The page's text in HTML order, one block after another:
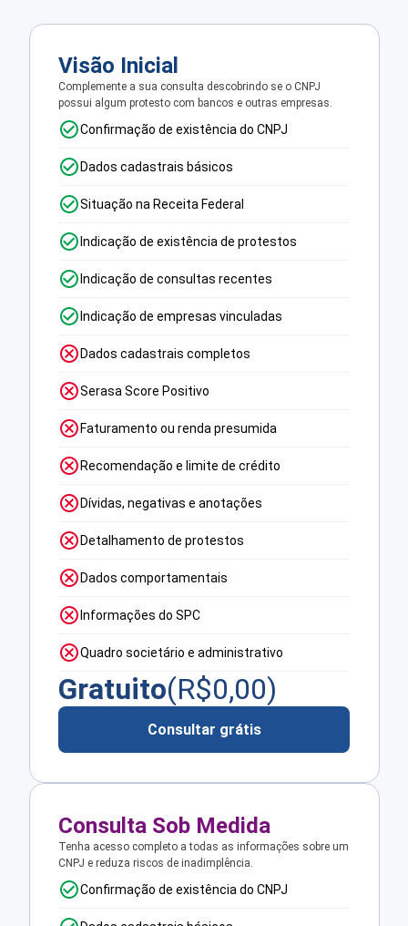
Visão Inicial
Complemente a sua consulta descobrindo se o CNPJ
possui algum protesto com bancos e outras empresas.
Confirmação de existência do CNPJ
Dados cadastrais básicos
Situação na Receita Federal
Indicação de existência de protestos
Indicação de consultas recentes
Indicação de empresas vinculadas
Dados cadastrais completos
Serasa Score Positivo
Faturamento ou renda presumida
Recomendação e limite de crédito
Dívidas, negativas e anotações
Detalhamento de protestos
Dados comportamentais
Informações do SPC
Quadro societário e administrativo
Gratuito(R$0,00)
Consultar grátis
Consulta Sob Medida
Tenha acesso completo a todas as informações sobre um
CNPJ e reduza riscos de inadimplência.
Confirmação de existência do CNPJ